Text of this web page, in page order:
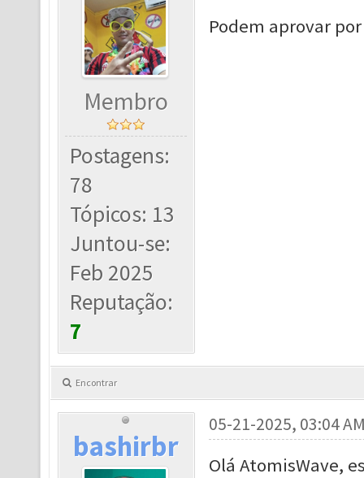
Membro
Postagens:
78
Tópicos: 13
Juntou-se:
Feb 2025
Reputação:
7
Podem aprovar
Encontrar
bashirbr
05-21-2025, 03:04
Olá AtomisWave,